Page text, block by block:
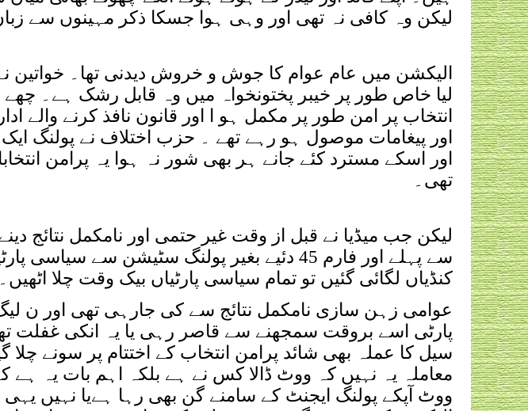
لیکن وہ کافی نہ تھی اور وہی ہوا جسکا ذکر مہینوں سے
الیکشن میں عام عوام کا جوش و خروش دیدنی تھا۔
لیا خاص طور پر خیبر پختونخواہ میں وہ قابل رشک ہے۔
انتخاب پر امن طور پر مکمل ہو ا اور قانون نافذ کرنے والے
اور پیغامات موصول ہو رہے تھے ۔ حزب اختلاف نے پولنگ
اور اسکے مسترد کئے جانے ہر بھی شور نہ ہوا یہ پرامن
تھی۔
لیکن جب میڈیا نے قبل از وقت غیر حتمی اور نامکمل نتائج
سے پہلے اور فارم 45 دئیے بغیر پولنگ سٹیشن سے
کنڈیاں لگائی گئیں تو تمام سیاسی پارٹیاں بیک وقت چلا اٹھیں۔
عوامی زہن سازی نامکمل نتائج سے کی جارہی تھی اور ن
پارٹی اسے بروقت سمجھنے سے قاصر رہی یا یہ انکی غفلت
سیل کا عملہ بھی شائد پرامن انتخاب کے اختتام پر سونے چلا
معاملہ یہ نہیں کہ ووٹ ڈالا کس نے ہے بلکہ اہم بات یہ ہے
ووٹ آپکے پولنگ ایجنٹ کے سامنے گن بھی رہا ہےیا نہیں یہی